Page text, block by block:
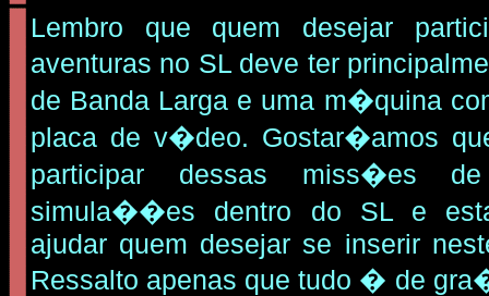
Lembro que quem desejar
aventuras no SL deve ter
de Banda Larga e uma m�quina
placa de v�deo. Gostar�amos
participar dessas miss�es
simula��es dentro do SL e
ajudar quem desejar se inserir
Ressalto apenas que tudo � de